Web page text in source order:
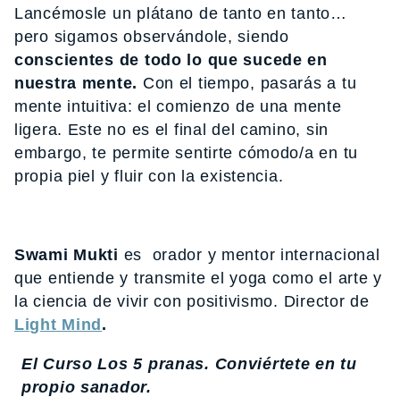
Lancémosle un plátano de tanto en tanto…
pero sigamos observándole, siendo
conscientes de todo lo que sucede en
nuestra mente. Con el tiempo, pasarás a tu
mente intuitiva: el comienzo de una mente
ligera. Este no es el final del camino, sin
embargo, te permite sentirte cómodo/a en tu
propia piel y fluir con la existencia.
Swami Mukti es orador y mentor internacional
que entiende y transmite el yoga como el arte y
la ciencia de vivir con positivismo. Director de
Light Mind.
El Curso Los 5 pranas. Conviértete en tu
propio sanador.